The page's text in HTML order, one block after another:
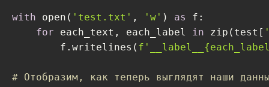
with open( 'test.txt' , 'w' ) as
f:
for each_text, each_label in zip(test[
        f.writelines(
f'__label__
# Отобразим, как теперь выглядят наши